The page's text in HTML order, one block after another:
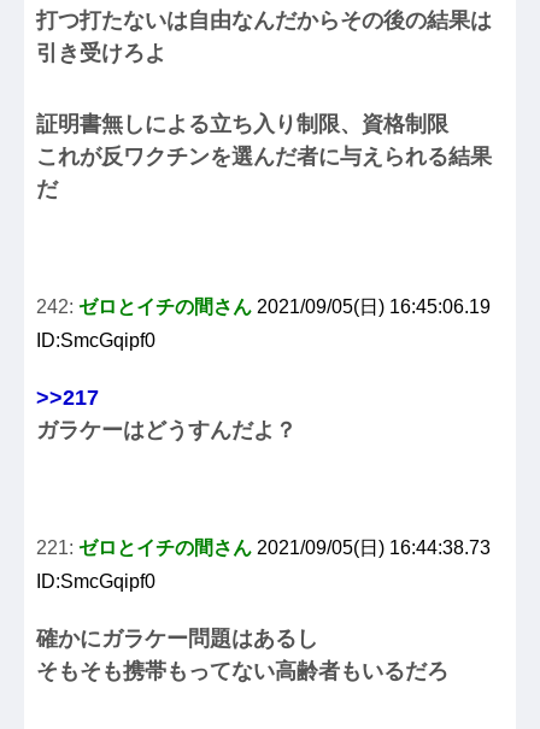
打つ打たないは自由なんだからその後の結果は
引き受けろよ
証明書無しによる立ち入り制限、資格制限
これが反ワクチンを選んだ者に与えられる結果
だ
242: ゼロとイチの間さん 2021/09/05(日) 16:45:06.19
ID:SmcGqipf0
>>217
ガラケーはどうすんだよ？
221: ゼロとイチの間さん 2021/09/05(日) 16:44:38.73
ID:SmcGqipf0
確かにガラケー問題はあるし
そもそも携帯もってない高齢者もいるだろ